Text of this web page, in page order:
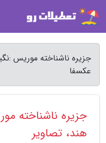
جزیره ناشناخته موریس
عکسفا
جزیره ناشناخته
هند، تصاویر